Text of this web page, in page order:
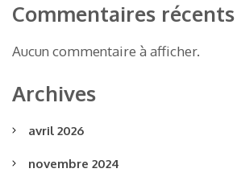
Commentaires récents
Aucun commentaire à afficher.
Archives
avril 2026
novembre 2024